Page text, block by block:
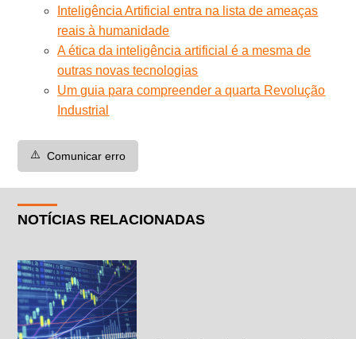
Inteligência Artificial entra na lista de ameaças
reais à humanidade
A ética da inteligência artificial é a mesma de
outras novas tecnologias
Um guia para compreender a quarta Revolução
Industrial
⚠️ Comunicar erro
NOTÍCIAS RELACIONADAS